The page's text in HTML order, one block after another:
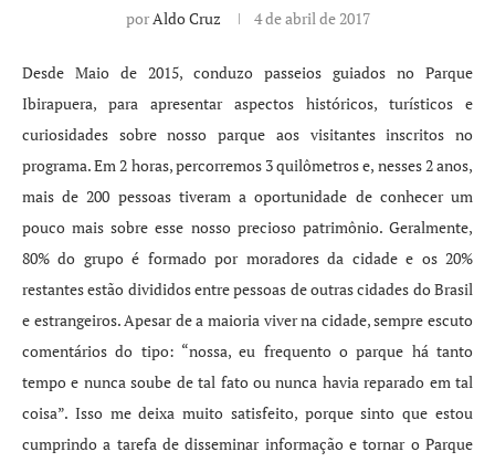
porAldo Cruz 4 de abril de 2017
Desde Maio de 2015, conduzo passeios guiados no Parque
Ibirapuera, para apresentar aspectos históricos, turísticos e
curiosidades sobre nosso parque aos visitantes inscritos no
programa. Em 2 horas, percorremos 3 quilômetros e, nesses 2 anos,
mais de 200 pessoas tiveram a oportunidade de conhecer um
pouco mais sobre esse nosso precioso patrimônio. Geralmente,
80% do grupo é formado por moradores da cidade e os 20%
restantes estão divididos entre pessoas de outras cidades do Brasil
e estrangeiros. Apesar de a maioria viver na cidade, sempre escuto
comentários do tipo: “nossa, eu frequento o parque há tanto
tempo e nunca soube de tal fato ou nunca havia reparado em tal
coisa”. Isso me deixa muito satisfeito, porque sinto que estou
cumprindo a tarefa de disseminar informação e tornar o Parque